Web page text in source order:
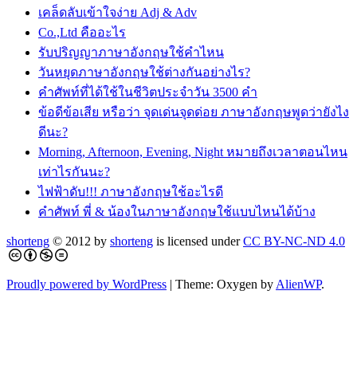
เคล็ดลับเข้าใจง่าย Adj & Adv
Co.,Ltd คืออะไร
รับปริญญาภาษาอังกฤษใช้คำไหน
วันหยุดภาษาอังกฤษใช้ต่างกันอย่างไร?
คำศัพท์ที่ได้ใช้ในชีวิตประจำวัน 3500 คำ
ข้อดีข้อเสีย หรือว่า จุดเด่นจุดด่อย ภาษาอังกฤษพูดว่ายังไง
ดีนะ?
Morning, Afternoon, Evening, Night หมายถึงเวลาตอนไหน
เท่าไรกันนะ?
ไฟฟ้าดับ!!! ภาษาอังกฤษใช้อะไรดี
คำศัพท์ พี่ & น้องในภาษาอังกฤษใช้แบบไหนได้บ้าง
shorteng © 2012 by shorteng is licensed underCC BY-NC-ND 4.0
Proudly powered by WordPress | Theme: Oxygen by AlienWP.